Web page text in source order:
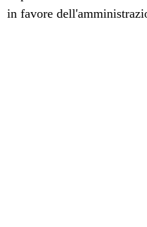
in favore